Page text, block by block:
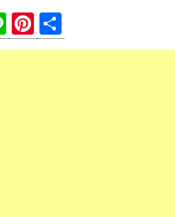
Li
n
Pi
nt 有